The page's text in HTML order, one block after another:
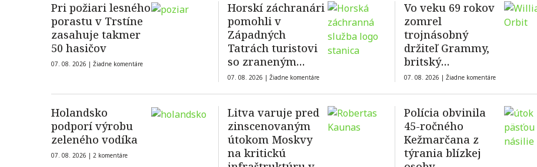
Pri požiari lesného
porastu v Trstíne
zasahuje takmer
50 hasičov
07. 08. 2026 | Žiadne komentáre
Horskí záchranári
pomohli v
Západných
Tatrách turistovi
so zraneným
členkom
07. 08. 2026 | Žiadne komentáre
Vo veku 69 rokov
zomrel
trojnásobný
držiteľ Grammy,
britský
elektronický
Orbit
07. 08. 2026 | Žiadne komentáre
Holandsko
podporí výrobu
zeleného vodíka
07. 08. 2026 | 2 komentáre
Litva varuje pred
zinscenovaným
útokom Moskvy
na kritickú
Polícia obvinila
45-ročného
Kežmarčana z
týrania blízkej